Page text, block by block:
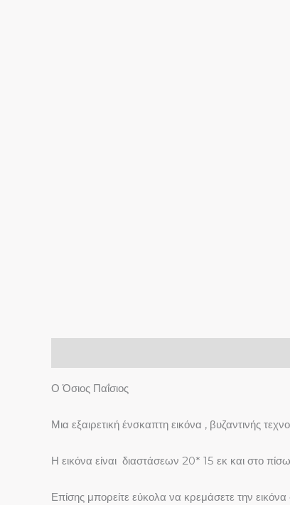
Ο Όσιος Παΐσιος
Μια εξαιρετική ένσκαπτη εικόνα , βυζαντινής
Η εικόνα είναι διαστάσεων 20* 15 εκ και στο
Επίσης μπορείτε εύκολα να κρεμάσετε την εικόνα